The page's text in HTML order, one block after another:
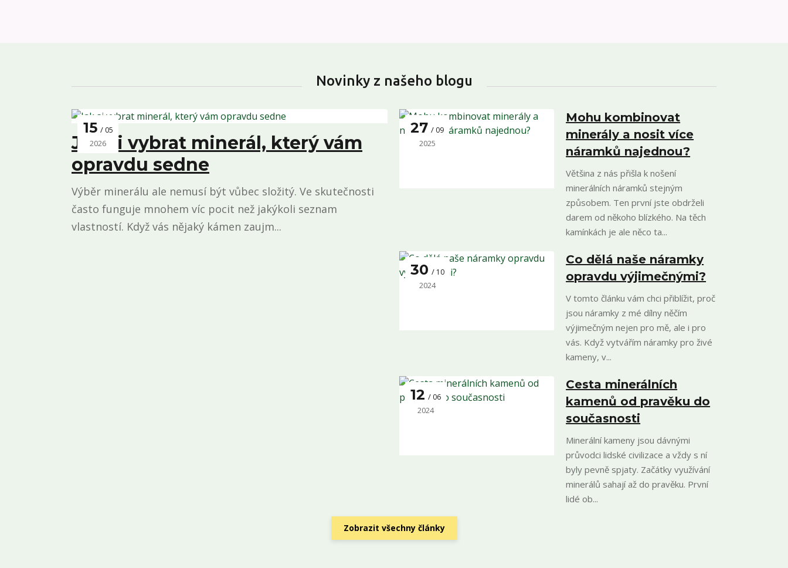
Novinky z našeho blogu
15 05
2026
Jak si vybrat minerál, který vám
opravdu sedne
Výběr minerálu ale nemusí být vůbec složitý. Ve skutečnosti
často funguje mnohem víc pocit než jakýkoli seznam
vlastností. Když vás nějaký kámen zaujm...
27 09
2025
Mohu kombinovat
minerály a nosit více
náramků najednou?
Většina z nás přišla k nošení
minerálních náramků stejným
způsobem. Ten první jste obdrželi
darem od někoho blízkého. Na těch
kamínkách je ale něco ta...
30 10
2024
Co dělá naše náramky
opravdu výjimečnými?
V tomto článku vám chci přiblížit, proč
jsou náramky z mé dílny něčím
výjimečným nejen pro mě, ale i pro
vás. Když vytvářím náramky pro živé
kameny, v...
12 06
2024
Cesta minerálních
kamenů od pravěku do
současnosti
Minerální kameny jsou dávnými
průvodci lidské civilizace a vždy s ní
byly pevně spjaty. Začátky využívání
minerálů sahají až do pravěku. První
lidé ob...
Zobrazit všechny články